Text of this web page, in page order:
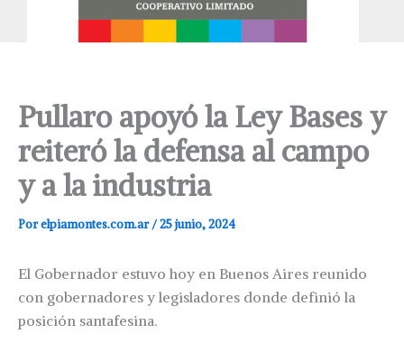
Pullaro apoyó la Ley Bases y
reiteró la defensa al campo
y a la industria
Porelpiamontes.com.ar/25 junio, 2024
El Gobernador estuvo hoy en Buenos Aires reunido
con gobernadores y legisladores donde definió la
posición santafesina.